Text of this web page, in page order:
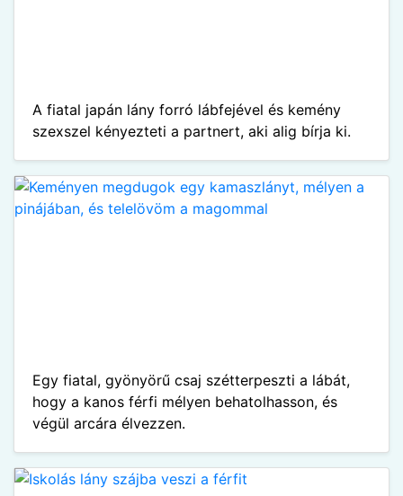
A fiatal japán lány forró lábfejével és kemény
szexszel kényezteti a partnert, aki alig bírja ki.
Egy fiatal, gyönyörű csaj szétterpeszti a lábát,
hogy a kanos férfi mélyen behatolhasson, és
végül arcára élvezzen.